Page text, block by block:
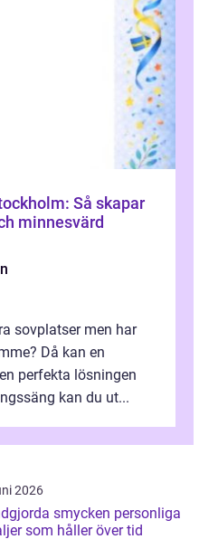
Så skapar
minnesvärd
sovplatser men har
Då kan en
perfekta lösningen
kan du ut...
2026
smycken personliga
som håller över tid